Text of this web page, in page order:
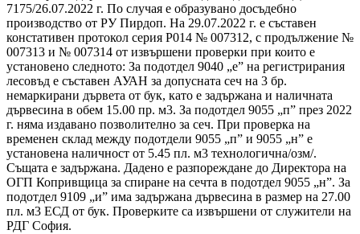
7175/26.07.2022 г. По случая е образувано досъдебно
производство от РУ Пирдоп. На 29.07.2022 г. е съставен
констативен протокол серия Р014 № 007312, с продължение №
007313 и № 007314 от извършени проверки при които е
установено следното: За подотдел 9040 „е” на регистрирания
лесовъд е съставен АУАН за допусната сеч на 3 бр.
немаркирани дървета от бук, като е задържана и наличната
дървесина в обем 15.00 пр. м3. За подотдел 9055 „п” през 2022
г. няма издавано позволително за сеч. При проверка на
временен склад между подотдели 9055 „п” и 9055 „н” е
установена наличност от 5.45 пл. м3 технологична/озм/.
Същата е задържана. Дадено е разпореждане до Директора на
ОГП Копривщица за спиране на сечта в подотдел 9055 „н”. За
подотдел 9109 „и” има задържана дървесина в размер на 27.00
пл. м3 ЕСД от бук. Проверките са извършени от служители на
РДГ София.